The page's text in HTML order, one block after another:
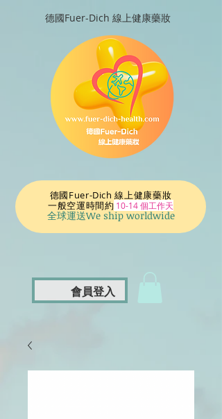
德國Fuer-Dich 線上健康藥妝
德國Fuer-Dich 線上健康藥妝
一般空運時間約 10-14 個工作天
全球運送We ship worldwide
會員登入